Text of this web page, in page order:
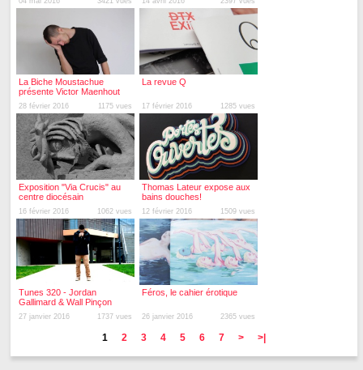
La Biche Moustachue
présente Victor Maenhout
28 février 2016 1175 vues
La revue Q
17 février 2016 1285 vues
Exposition "Via Crucis" au
centre diocésain
16 février 2016 1062 vues
Thomas Lateur expose aux
bains douches!
12 février 2016 1509 vues
Tunes 320 - Jordan
Gallimard & Wall Pinçon
27 janvier 2016 1737 vues
Féros, le cahier érotique
26 janvier 2016 2365 vues
1 2 3 4 5 6 7 > >|